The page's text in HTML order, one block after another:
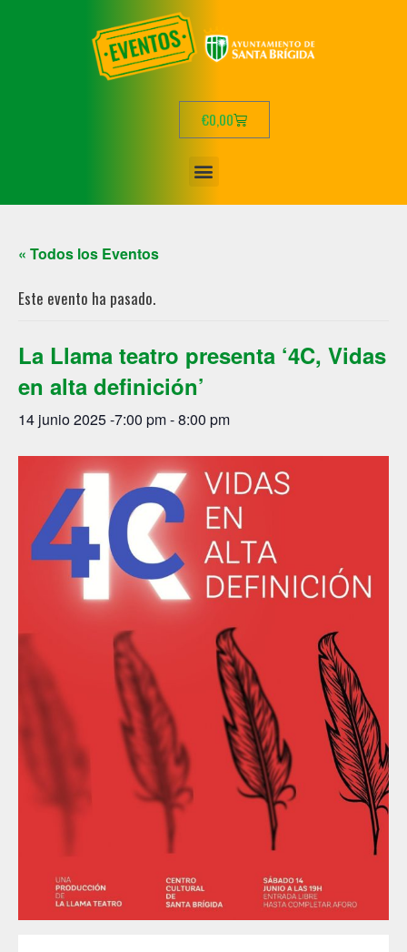
€0,00
« Todos los Eventos
Este evento ha pasado.
La Llama teatro presenta ‘4C, Vidas
en alta definición’
14 junio 2025 -7:00 pm-8:00 pm